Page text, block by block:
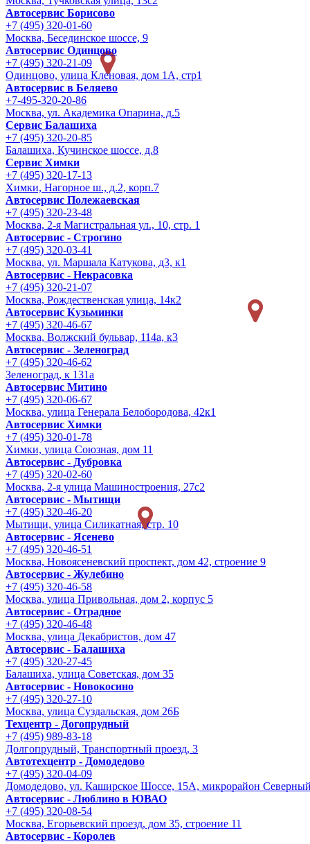
Автосервис Борисово
+7 (495) 320-01-60
Москва, Бесединское шоссе, 9
Автосервис Одинцово
+7 (495) 320-21-09
Одинцово, улица Кленовая, дом 1А, стр1
Автосервис в Беляево
+7-495-320-20-86
Москва, ул. Академика Опарина, д.5
Сервис Балашиха
+7 (495) 320-20-85
Балашиха, Кучинское шоссе, д.8
Сервис Химки
+7 (495) 320-17-13
Химки, Нагорное ш., д.2, корп.7
Автосервис Полежаевская
+7 (495) 320-23-48
Москва, 2-я Магистральная ул., 10, стр. 1
Автосервис - Строгино
+7 (495) 320-03-41
Москва, ул. Маршала Катукова, д3, к1
Автосервис - Некрасовка
+7 (495) 320-21-07
Москва, Рождественская улица, 14к2
Автосервис Кузьминки
+7 (495) 320-46-67
Москва, Волжский бульвар, 114а, к3
Автосервис - Зеленоград
+7 (495) 320-46-62
Зеленоград, к 131а
Автосервис Митино
+7 (495) 320-06-67
Москва, улица Генерала Белобородова, 42к1
Автосервис Химки
+7 (495) 320-01-78
Химки, улица Союзная, дом 11
Автосервис - Дубровка
+7 (495) 320-02-60
Москва, 2-я улица Машиностроения, 27с2
Автосервис - Мытищи
+7 (495) 320-46-20
Мытищи, улица Силикатная, стр. 10
Автосервис - Ясенево
+7 (495) 320-46-51
Москва, Новоясеневский проспект, дом 42, строение 9
Автосервис - Жулебино
+7 (495) 320-46-58
Москва, улица Привольная, дом 2, корпус 5
Автосервис - Отрадное
+7 (495) 320-46-48
Москва, улица Декабристов, дом 47
Автосервис - Балашиха
+7 (495) 320-27-45
Балашиха, улица Советская, дом 35
Автосервис - Новокосино
+7 (495) 320-27-10
Москва, улица Суздальская, дом 26Б
Техцентр - Догопрудный
+7 (495) 989-83-18
Долгопрудный, Транспортный проезд, 3
Автотехцентр - Домодедово
+7 (495) 320-04-09
Домодедово, ул. Каширское Шоссе, 15А, микрорайон
Автосервис - Люблино в ЮВАО
+7 (495) 320-08-54
Москва, Егорьевский проезд, дом 35, строение 11
Автосервис - Королев